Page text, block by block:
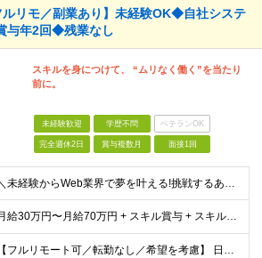
リモ／副業あり】未経験OK◆自社システ
年2回◆残業なし
スキルを身につけて、 “ムリなく働く”を当たり
前に。
未経験歓迎 学歴不問 ベテランOK
完全週休2日 賞与複数月 面接1回
＼未経験からWeb業界で夢を叶える!挑戦するあなたを全力サポート／ ★学歴・経験不問! ★未経験・クリエイティブ系スクール卒業生・第二新卒歓迎! ★社会人未経験OK! ★将来の幹部候補採用 『PCに
月給30万円〜月給70万円 + スキル賞与 + スキルインセンティブ ※研修期間は有期雇用契約社員 ※プロジェクトによって異なる ※上記には(固定残業代¥44,369/30時間)を含む ※エリアによ
【フルリモート可／転勤なし／希望を考慮】 日本47都道府県、どこでも就業可能！ (東京支社、群馬本社、北海道支社、宮城支社、愛知支社、大阪支社、福岡支社、千葉支店、神奈川支店、茨城支店、新潟支店、長野